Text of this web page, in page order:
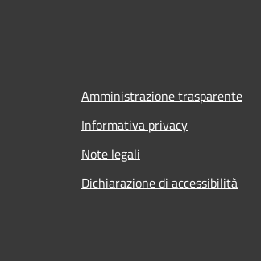
Amministrazione trasparente
Informativa privacy
Note legali
Dichiarazione di accessibilità